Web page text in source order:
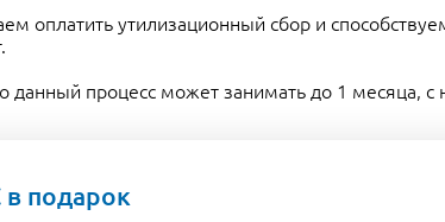
оплатить утилизационный сбор и
данный процесс может занимать до 1 месяца, с
подарок